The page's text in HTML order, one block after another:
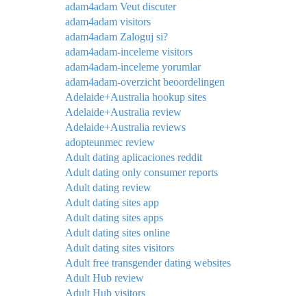
adam4adam Veut discuter
adam4adam visitors
adam4adam Zaloguj si?
adam4adam-inceleme visitors
adam4adam-inceleme yorumlar
adam4adam-overzicht beoordelingen
Adelaide+Australia hookup sites
Adelaide+Australia review
Adelaide+Australia reviews
adopteunmec review
Adult dating aplicaciones reddit
Adult dating only consumer reports
Adult dating review
Adult dating sites app
Adult dating sites apps
Adult dating sites online
Adult dating sites visitors
Adult free transgender dating websites
Adult Hub review
Adult Hub visitors